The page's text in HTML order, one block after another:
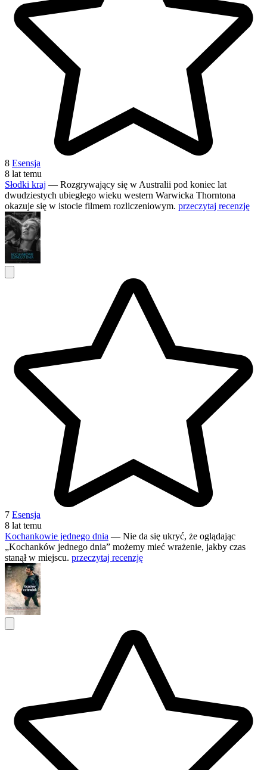
8 Esensja
8 lat temu
Słodki kraj — Rozgrywający się w Australii pod koniec lat
dwudziestych ubiegłego wieku western Warwicka Thorntona
okazuje się w istocie filmem rozliczeniowym. przeczytaj recenzję
7 Esensja
8 lat temu
Kochankowie jednego dnia — Nie da się ukryć, że oglądając
„Kochanków jednego dnia” możemy mieć wrażenie, jakby czas
stanął w miejscu. przeczytaj recenzję